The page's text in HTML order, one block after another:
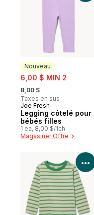
Nouveau
sale:
6,00 $ MIN 2
, formerly:
8,00 $
Taxes en sus
Nouveau
Joe Fresh
Legging côtelé pour
bébés filles
1 ea, 8,00 $/1ch
Magasiner Offre